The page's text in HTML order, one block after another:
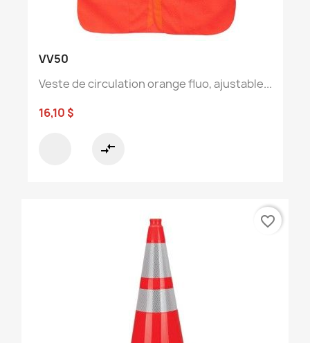
VV50
Veste de circulation orange fluo, ajustable...
16,10 $
compare_arrows
favorite_border